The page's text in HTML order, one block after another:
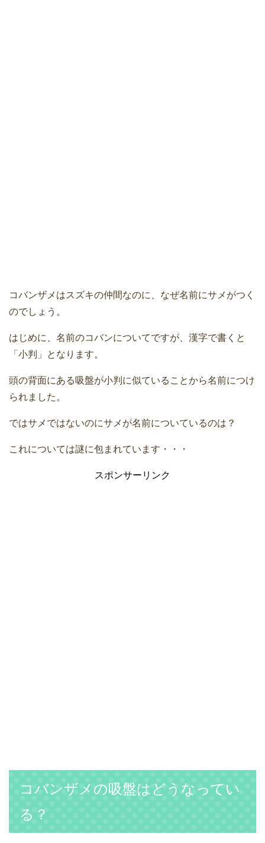
コバンザメはスズキの仲間なのに、なぜ名前にサメがつく
のでしょう。
はじめに、名前のコバンについてですが、漢字で書くと
「小判」となります。
頭の背面にある吸盤が小判に似ていることから名前につけ
られました。
ではサメではないのにサメが名前についているのは？
これについては謎に包まれています・・・
スポンサーリンク
コバンザメの吸盤はどうなってい
る？